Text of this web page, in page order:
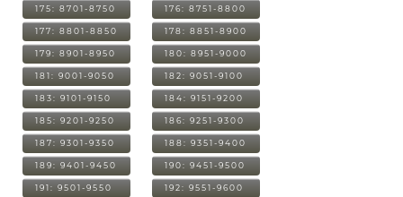
175: 8701-8750 176: 8751-8800
177: 8801-8850 178: 8851-8900
179: 8901-8950 180: 8951-9000
181: 9001-9050 182: 9051-9100
183: 9101-9150 184: 9151-9200
185: 9201-9250 186: 9251-9300
187: 9301-9350 188: 9351-9400
189: 9401-9450 190: 9451-9500
191: 9501-9550 192: 9551-9600